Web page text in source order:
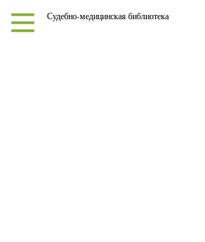
Судебно-медицинская библиотека